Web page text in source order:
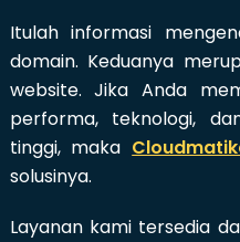
Itulah informasi
domain. Keduanya
website. Jika Anda
performa, teknologi,
tinggi, maka
solusinya.
Layanan kami tersedia